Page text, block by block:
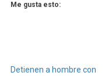
Me gusta esto:
Detienen a hombre con